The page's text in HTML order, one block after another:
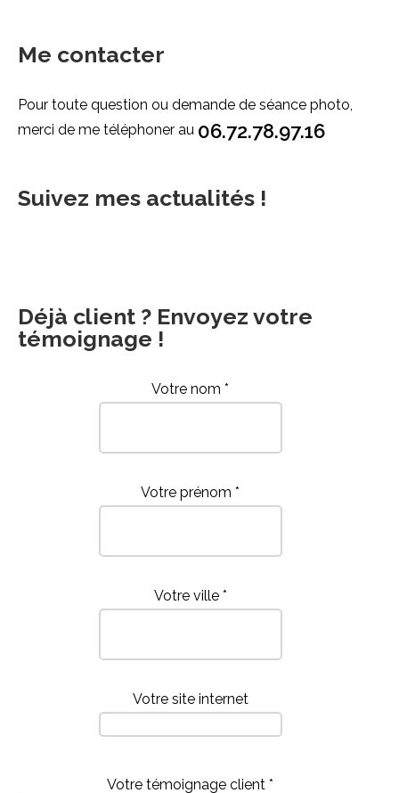
Me contacter
Pour toute question ou demande de séance photo,
merci de me téléphoner au 06.72.78.97.16
Suivez mes actualités !
Déjà client ? Envoyez votre
témoignage !
Votre nom *
Votre prénom *
Votre ville *
Votre site internet
Votre témoignage client *